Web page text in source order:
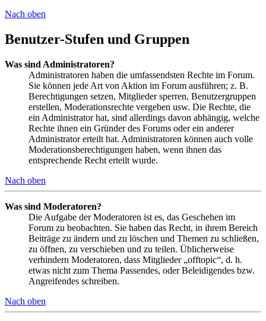
Nach oben
Benutzer-Stufen und Gruppen
Was sind Administratoren?
Administratoren haben die umfassendsten Rechte im Forum.
Sie können jede Art von Aktion im Forum ausführen; z. B.
Berechtigungen setzen, Mitglieder sperren, Benutzergruppen
erstellen, Moderationsrechte vergeben usw. Die Rechte, die
ein Administrator hat, sind allerdings davon abhängig, welche
Rechte ihnen ein Gründer des Forums oder ein anderer
Administrator erteilt hat. Administratoren können auch volle
Moderationsberechtigungen haben, wenn ihnen das
entsprechende Recht erteilt wurde.
Nach oben
Was sind Moderatoren?
Die Aufgabe der Moderatoren ist es, das Geschehen im
Forum zu beobachten. Sie haben das Recht, in ihrem Bereich
Beiträge zu ändern und zu löschen und Themen zu schließen,
zu öffnen, zu verschieben und zu teilen. Üblicherweise
verhindern Moderatoren, dass Mitglieder „offtopic“, d. h.
etwas nicht zum Thema Passendes, oder Beleidigendes bzw.
Angreifendes schreiben.
Nach oben